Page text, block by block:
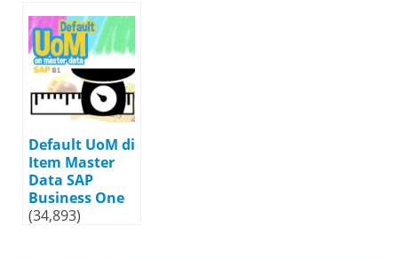
Default UoM di
Item Master
Data SAP
Business One
(34,893)